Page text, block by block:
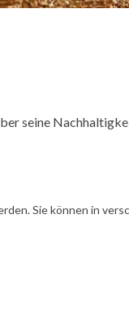
seine
Sie können in